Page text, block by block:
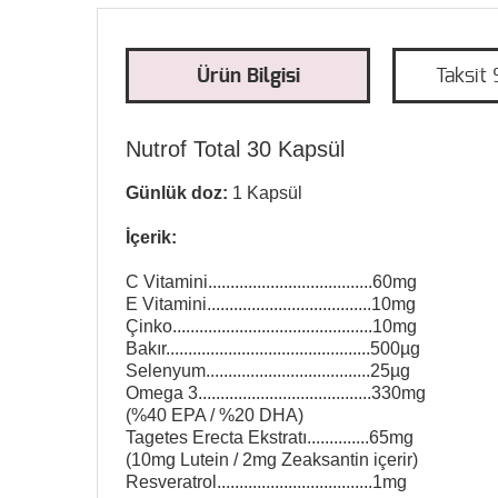
Ürün Bilgisi Taksit
Nutrof Total 30 Kapsül
Günlük doz: 1 Kapsül
İçerik:
C Vitamini.....................................60mg
E Vitamini.....................................10mg
Çinko.............................................10mg
Bakır..............................................500µg
Selenyum.....................................25µg
Omega 3.......................................330mg
(%40 EPA / %20 DHA)
Tagetes Erecta Ekstratı..............65mg
(10mg Lutein / 2mg Zeaksantin içerir)
Resveratrol...................................1mg